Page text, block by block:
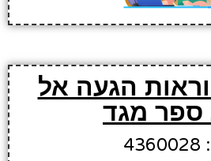
הגעה אל
ספר מגד